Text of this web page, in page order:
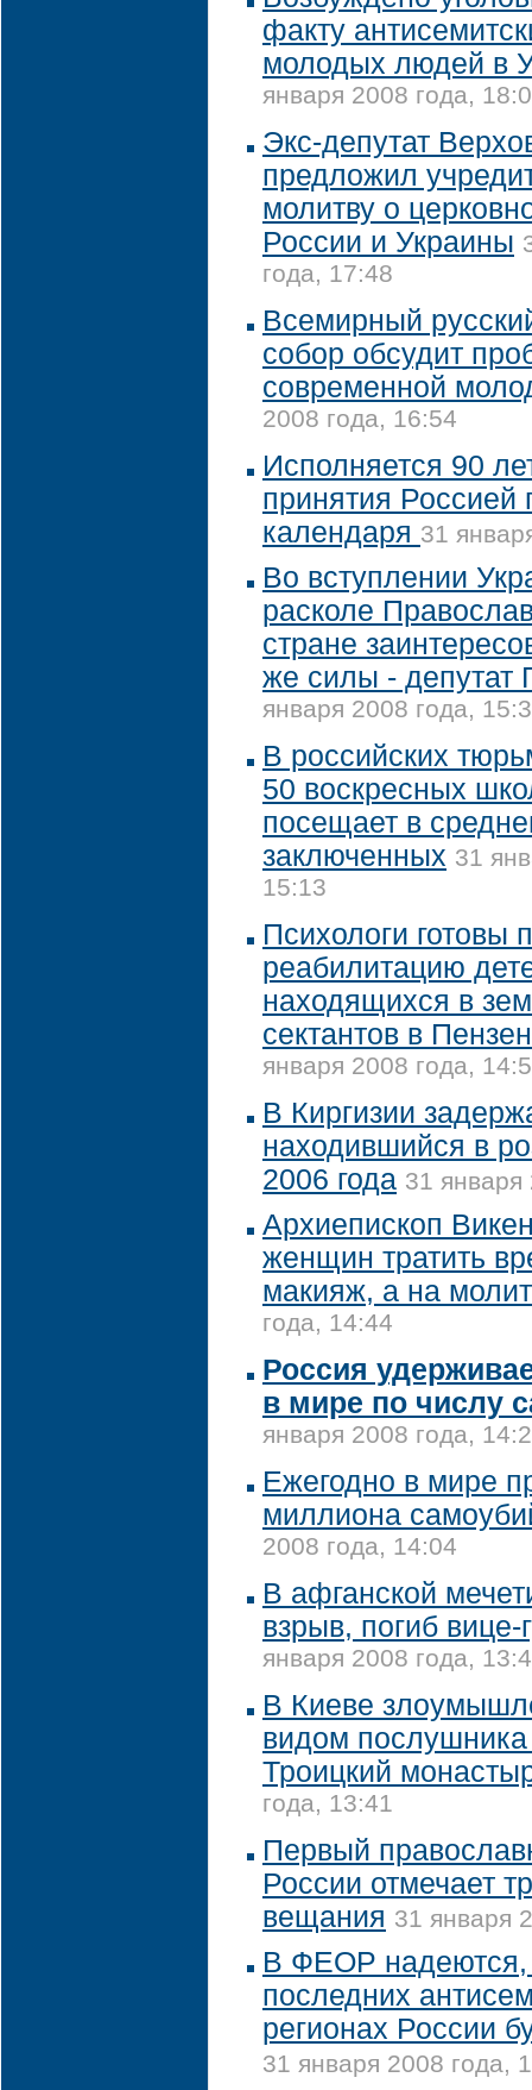
факту
молодых людей в
января 2008 года,
Экс-депутат
предложил
молитву о
России и Украины
года, 17:48
Всемирный
собор обсудит
современной
2008 года, 16:54
Исполняется 90
принятия Россией
календаря 31
Во вступлении
расколе
стране
же силы - депутат
января 2008 года,
В российских
50 воскресных
посещает в
заключенных 31
15:13
Психологи готовы
реабилитацию
находящихся в
сектантов в
января 2008 года,
В Киргизии
находившийся в
2006 года 31 января
Архиепископ
женщин тратить
макияж, а на
года, 14:44
Россия
в мире по числу
января 2008 года,
Ежегодно в мире
миллиона
2008 года, 14:04
В афганской
взрыв, погиб вице-
января 2008 года,
В Киеве
видом
Троицкий
года, 13:41
Первый
России отмечает
вещания 31 января
В ФЕОР надеются,
последних
регионах России
31 января 2008 года,